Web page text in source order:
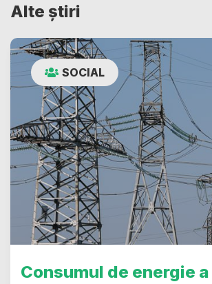
Alte știri
SOCIAL
Consumul de energie